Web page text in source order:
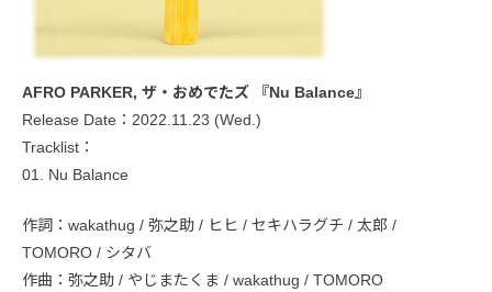
AFRO PARKER, ザ・おめでたズ 『Nu Balance』
Release Date：2022.11.23 (Wed.)
Tracklist：
01. Nu Balance
作詞：wakathug / 弥之助 / ヒヒ / セキハラグチ / 太郎 /
TOMORO / シタバ
作曲：弥之助 / やじまたくま / wakathug / TOMORO